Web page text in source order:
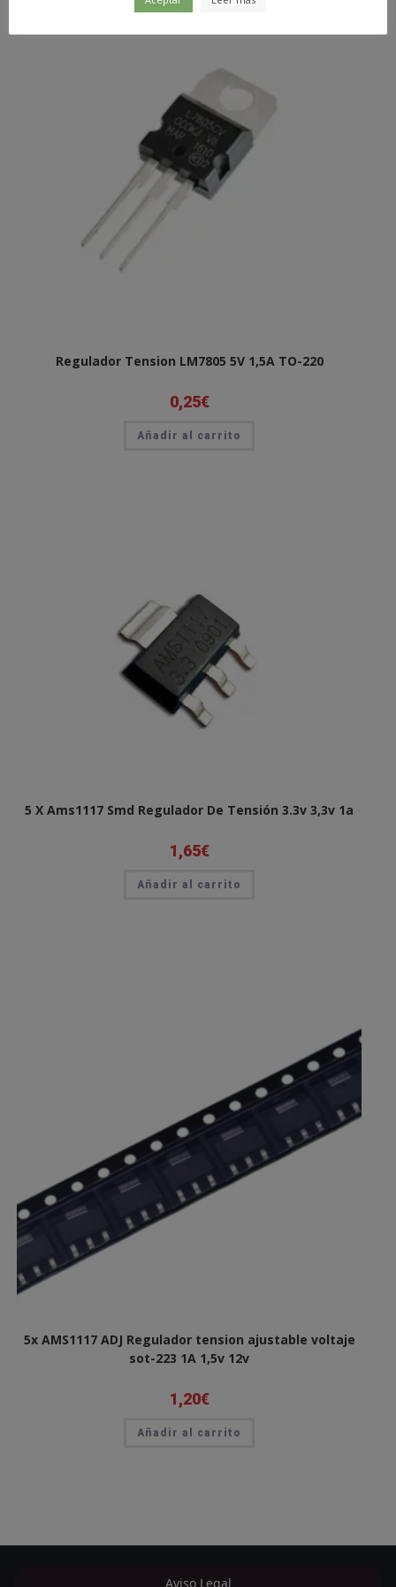
Regulador Tension LM7805 5V 1,5A TO-220
0,25€
Añadir al carrito
5 X Ams1117 Smd Regulador De Tensión 3.3v 3,3v 1a
1,65€
Añadir al carrito
5x AMS1117 ADJ Regulador tension ajustable voltaje
sot-223 1A 1,5v 12v
1,20€
Añadir al carrito
Aviso Legal